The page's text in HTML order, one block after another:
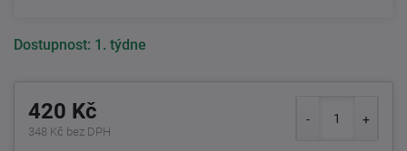
Dostupnost: 1. týdne
420 Kč
348 Kč bez DPH